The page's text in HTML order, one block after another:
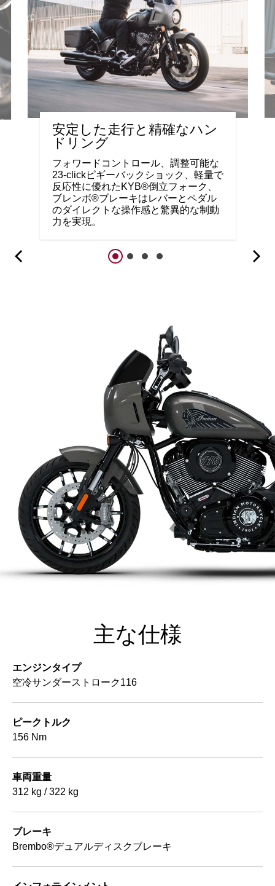
安定した走行と精確なハン
ドリング
フォワードコントロール、調整可能な
23-clickピギーバックショック、軽量で
反応性に優れたKYB®倒立フォーク、
ブレンボ®ブレーキはレバーとペダル
のダイレクトな操作感と驚異的な制動
力を実現。
主な仕様
エンジンタイプ
空冷サンダーストローク116
ピークトルク
156 Nm
車両重量
312 kg / 322 kg
ブレーキ
Brembo®デュアルディスクブレーキ